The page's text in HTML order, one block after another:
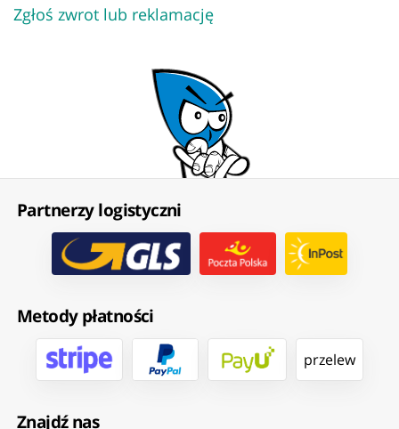
Zgłoś zwrot lub reklamację
Partnerzy logistyczni
Metody płatności
przelew
Znajdź nas